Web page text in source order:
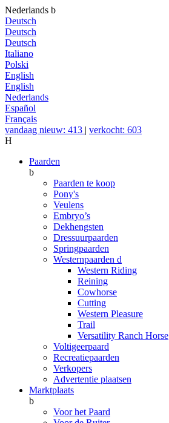
Nederlands b
Deutsch
Deutsch
Deutsch
Italiano
Polski
English
English
Nederlands
Español
Français
vandaag nieuw: 413 | verkocht: 603
H
Paarden
b
Paarden te koop
Pony's
Veulens
Embryo’s
Dekhengsten
Dressuurpaarden
Springpaarden
Westernpaarden d
Western Riding
Reining
Cowhorse
Cutting
Western Pleasure
Trail
Versatility Ranch Horse
Voltigeerpaard
Recreatiepaarden
Verkopers
Advertentie plaatsen
Marktplaats
b
Voor het Paard